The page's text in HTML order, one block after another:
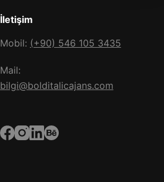
İletişim
Mobil: (+90) 546 105 3435
Mail:
bilgi@bolditalicajans.com